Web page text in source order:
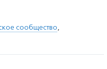
сообщество,